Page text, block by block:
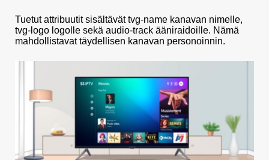
Tuetut attribuutit sisältävät tvg-name kanavan nimelle,
tvg-logo logolle sekä audio-track ääniraidoille. Nämä
mahdollistavat täydellisen kanavan personoinnin.